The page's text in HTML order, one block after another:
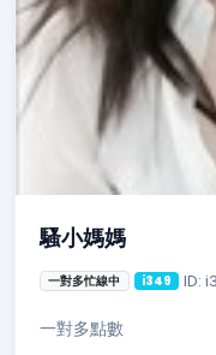
騷小媽媽
一對多忙線中 i349 ID:
一對多點數